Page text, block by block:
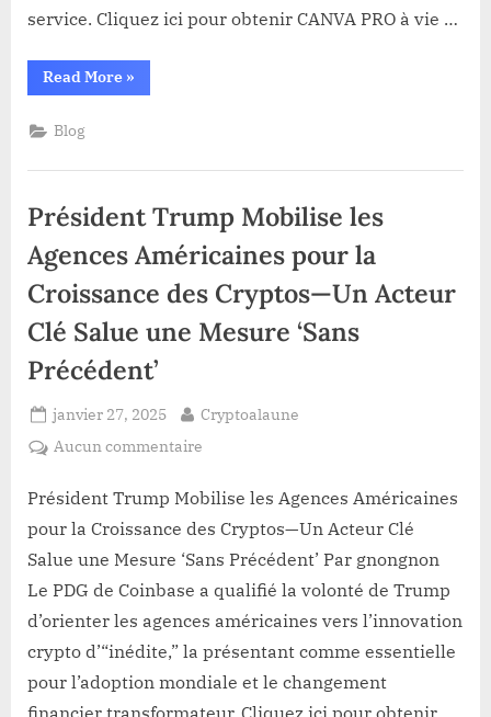
El
service. Cliquez ici pour obtenir CANVA PRO à vie …
Read More“Distributeurs
Automatiques
Mondiale:La
désormais
El
Salvador”
»
Blog
Président Trump Mobilise les
Agences Américaines pour la
Croissance des Cryptos—Un Acteur
Clé Salue une Mesure ‘Sans
Précédent’
Posted
on
janvier 27, 2025 By
Cryptoalaune
Aucun commentaire
Trump
Mobilise
Agences
Américaines
pour
la
Croissance
Président Trump Mobilise les Agences Américaines
pour la Croissance des Cryptos—Un Acteur Clé
Salue une Mesure ‘Sans Précédent’ Par gnongnon
Le PDG de Coinbase a qualifié la volonté de Trump
d’orienter les agences américaines vers l’innovation
crypto d’“inédite,” la présentant comme essentielle
pour l’adoption mondiale et le changement
financier transformateur. Cliquez ici pour obtenir